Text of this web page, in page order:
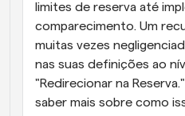
limites de reserva até
comparecimento. Um
muitas vezes
nas suas definições ao
"Redirecionar na
saber mais sobre como